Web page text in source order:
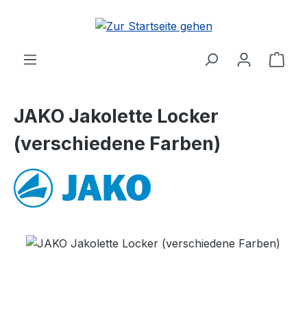
Zum Hauptinhalt springen
JAKO Jakolette Locker
(verschiedene Farben)
Bildergalerie überspringen